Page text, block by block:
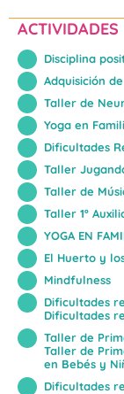
ACTIVIDADES
Disciplina
Adquisición
Taller de
Yoga en
Dificultades
Taller
Taller de
Taller 1º
YOGA EN
El Huerto y
Mindfulness
Dificultades
Dificultades
Taller de
Taller de
en Bebés y
Dificultades